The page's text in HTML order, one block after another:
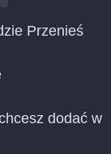
Przenieś
dodać w